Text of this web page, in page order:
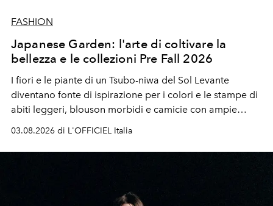
FASHION
Japanese Garden: l'arte di coltivare la
bellezza e le collezioni Pre Fall 2026
I fiori e le piante di un Tsubo-niwa del Sol Levante
diventano fonte di ispirazione per i colori e le stampe di
abiti leggeri, blouson morbidi e camicie con ampie
03.08.2026 di L'OFFICIEL Italia